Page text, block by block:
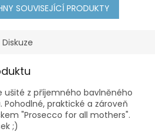
SOUVISEJÍCÍ PRODUKTY
Diskuze
ušité z příjemného bavlněného
praktické a zároveň
"Prosecco for all mothers".
;)